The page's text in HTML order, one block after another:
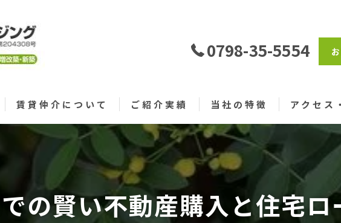
0798-35-5554
賃貸仲介について ご紹介実績 当社の特徴
仲介
戸建て
アクセス
の賢い不動産購入と住宅